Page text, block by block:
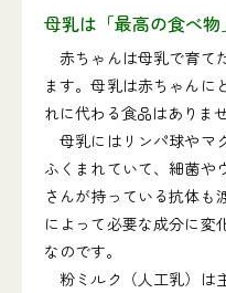
母乳は「最高の食べ物」
赤ちゃんは母乳で育て
ます。母乳は赤ちゃんに
れに代わる食品はありませ
母乳にはリンパ球やマ
ふくまれていて、細菌や
さんが持っている抗体も
によって必要な成分に変
なのです。
粉ミルク（人工乳）は